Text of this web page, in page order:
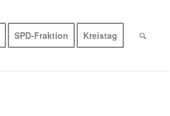
SPD-Fraktion Kreistag